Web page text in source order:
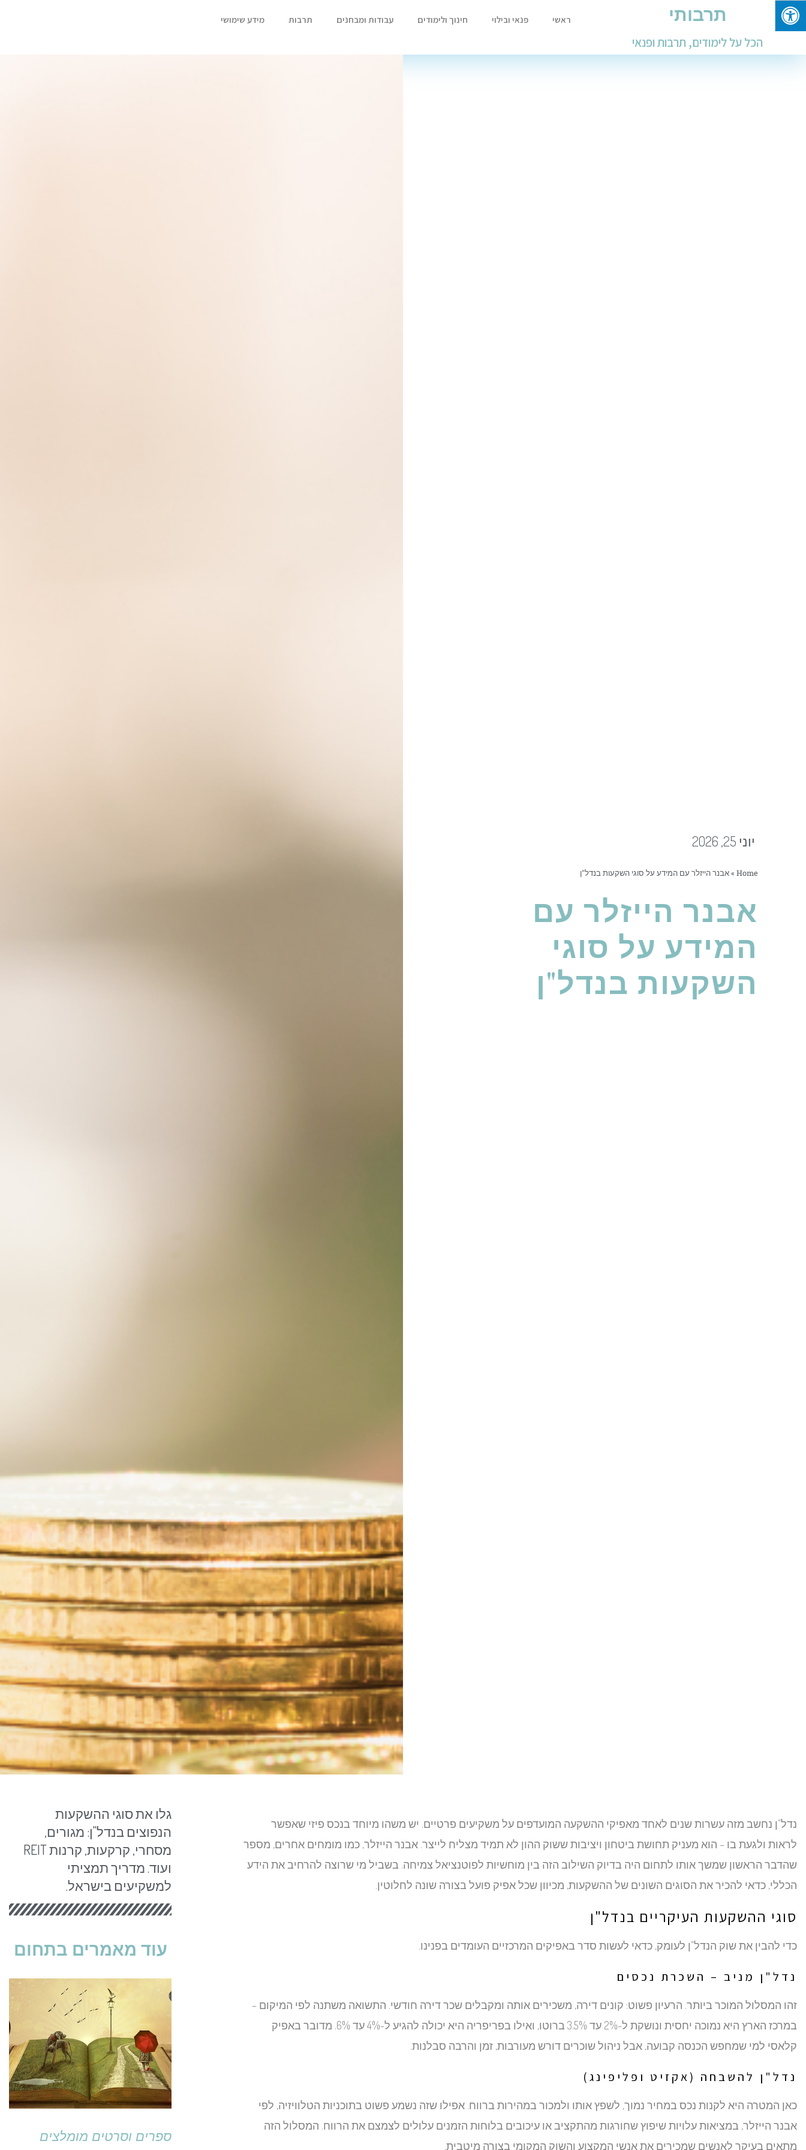
תרבותי
הכל על לימודים, תרבות ופנאי
ראשי פנאי ובילוי חינוך ולימודים עבודות ומבחנים תרבות מידע שימושי
יוני 25, 2026
Home
»אבנר הייזלר עם המידע על סוגי השקעות בנדל"ן
אבנר הייזלר עם
המידע על סוגי
השקעות בנדל"ן
נדל"ן נחשב מזה עשרות שנים לאחד מאפיקי ההשקעה המועדפים על משקיעים פרטיים. יש משהו מיוחד בנכס פיזי שאפשר
לראות ולגעת בו – הוא מעניק תחושת ביטחון ויציבות ששוק ההון לא תמיד מצליח לייצר. אבנר הייזלר, כמו מומחים אחרים, מספר
שהדבר הראשון שמשך אותו לתחום היה בדיוק השילוב הזה בין מוחשיות לפוטנציאל צמיחה. בשביל מי שרוצה להרחיב את הידע
הכללי, כדאי להכיר את הסוגים השונים של ההשקעות, מכיוון שכל אפיק פועל בצורה שונה לחלוטין.
סוגי ההשקעות העיקריים בנדל"ן
כדי להבין את שוק הנדל"ן לעומק, כדאי לעשות סדר באפיקים המרכזיים העומדים בפנינו.
נדל"ן מניב – השכרת נכסים
זהו המסלול המוכר ביותר. הרעיון פשוט: קונים דירה, משכירים אותה ומקבלים שכר דירה חודשי. התשואה משתנה לפי המיקום –
במרכז הארץ היא נמוכה יחסית ונושקת ל-2% עד 3.5% ברוטו, ואילו בפריפריה היא יכולה להגיע ל-4% עד 6%. מדובר באפיק
קלאסי למי שמחפש הכנסה קבועה, אבל ניהול שוכרים דורש מעורבות, זמן והרבה סבלנות.
נדל"ן להשבחה (אקזיט ופליפינג)
כאן המטרה היא לקנות נכס במחיר נמוך, לשפץ אותו ולמכור במהירות ברווח. אפילו שזה נשמע פשוט בתוכניות הטלוויזיה, לפי
אבנר הייזלר, במציאות עלויות שיפוץ שחורגות מהתקציב או עיכובים בלוחות הזמנים עלולים לצמצם את הרווח. המסלול הזה
מתאים בעיקר לאנשים שמכירים את אנשי המקצוע והשוק המקומי בצורה מיטבית.
גלו את סוגי ההשקעות
הנפוצים בנדל"ן: מגורים,
מסחרי, קרקעות, קרנות REIT
ועוד. מדריך תמציתי
למשקיעים בישראל.
עוד מאמרים בתחום
ספרים וסרטים מומלצים